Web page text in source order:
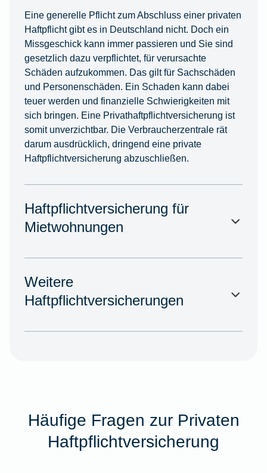
Eine generelle Pflicht zum Abschluss einer privaten
Haftpflicht gibt es in Deutschland nicht. Doch ein
Missgeschick kann immer passieren und Sie sind
gesetzlich dazu verpflichtet, für verursachte
Schäden aufzukommen. Das gilt für Sachschäden
und Personenschäden. Ein Schaden kann dabei
teuer werden und finanzielle Schwierigkeiten mit
sich bringen. Eine Privathaftpflichtversicherung ist
somit unverzichtbar. Die Verbraucherzentrale rät
darum ausdrücklich, dringend eine private
Haftpflichtversicherung abzuschließen.
Haftpflichtversicherung für
Mietwohnungen
Weitere
Haftpflichtversicherungen
Häufige Fragen zur Privaten
Haftpflichtversicherung